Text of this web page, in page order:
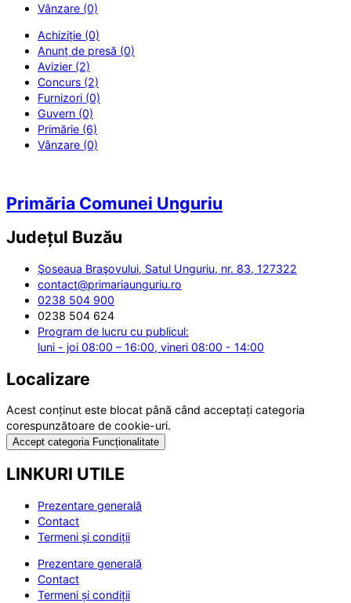
Vânzare (0)
Achiziție (0)
Anunț de presă (0)
Avizier (2)
Concurs (2)
Furnizori (0)
Guvern (0)
Primărie (6)
Vânzare (0)
Primăria Comunei Unguriu
Județul Buzău
Şoseaua Braşovului, Satul Unguriu, nr. 83, 127322
contact@primariaunguriu.ro
0238 504 900
0238 504 624
Program de lucru cu publicul:
luni - joi 08:00 – 16:00, vineri 08:00 - 14:00
Localizare
Acest conținut este blocat până când acceptați categoria
corespunzătoare de cookie-uri.
Accept categoria Funcționalitate
LINKURI UTILE
Prezentare generală
Contact
Termeni și condiții
Prezentare generală
Contact
Termeni și condiții